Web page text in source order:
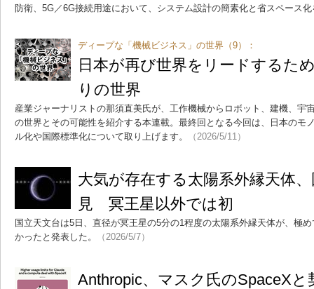
防衛、5G／6G接続用途において、システム設計の簡素化と省スペース
ディープな「機械ビジネス」の世界（9）：
日本が再び世界をリードするた
りの世界
産業ジャーナリストの那須直美氏が、工作機械からロボット、建機、宇
の世界とその可能性を紹介する本連載。最終回となる今回は、日本のモ
ル化や国際標準化について取り上げます。
（2026/5/11）
大気が存在する太陽系外縁天体
見 冥王星以外では初
国立天文台は5日、直径が冥王星の5分の1程度の太陽系外縁天体が、極
かったと発表した。
（2026/5/7）
Anthropic、マスク氏のSpaceX